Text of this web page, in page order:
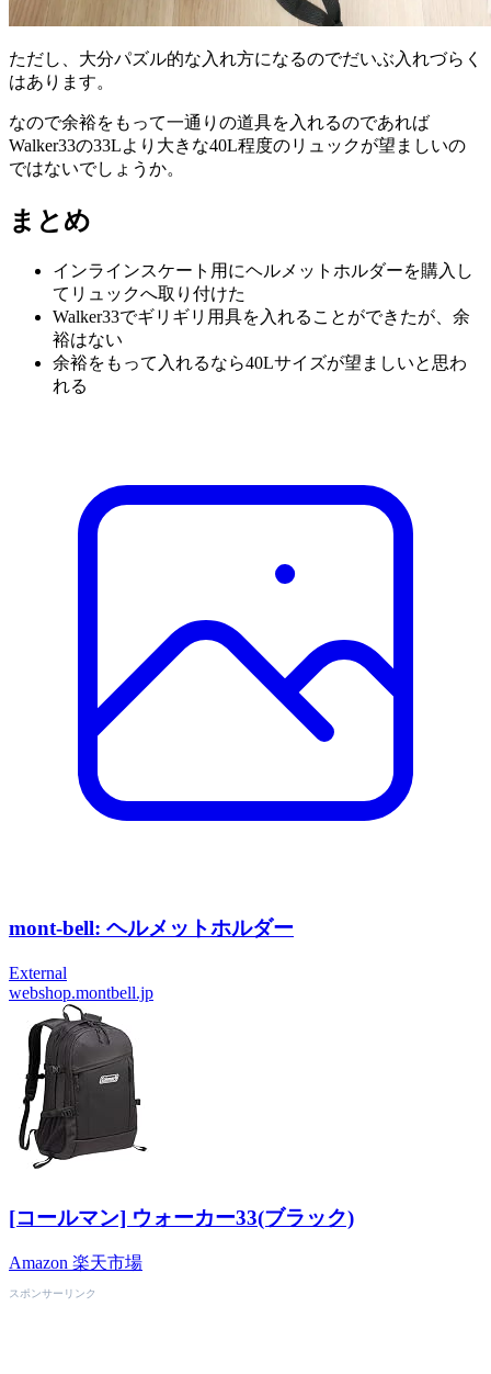
ただし、大分パズル的な入れ方になるのでだいぶ入れづらく
はあります。
なので余裕をもって一通りの道具を入れるのであれば
Walker33の33Lより大きな40L程度のリュックが望ましいの
ではないでしょうか。
まとめ
インラインスケート用にヘルメットホルダーを購入し
てリュックへ取り付けた
Walker33でギリギリ用具を入れることができたが、余
裕はない
余裕をもって入れるなら40Lサイズが望ましいと思わ
れる
mont-bell: ヘルメットホルダー
External
webshop.montbell.jp
[コールマン] ウォーカー33(ブラック)
Amazon 楽天市場
スポンサーリンク